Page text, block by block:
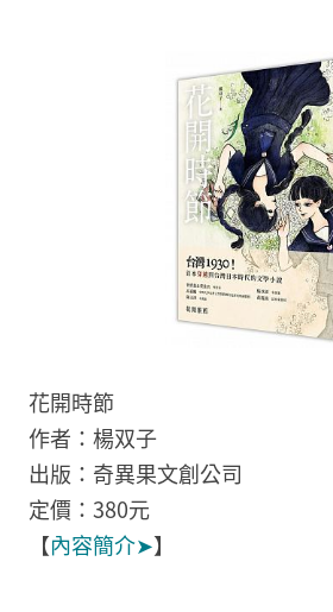
花開時節
作者：楊双子
出版：奇異果文創公司
定價：380元
【內容簡介➤】